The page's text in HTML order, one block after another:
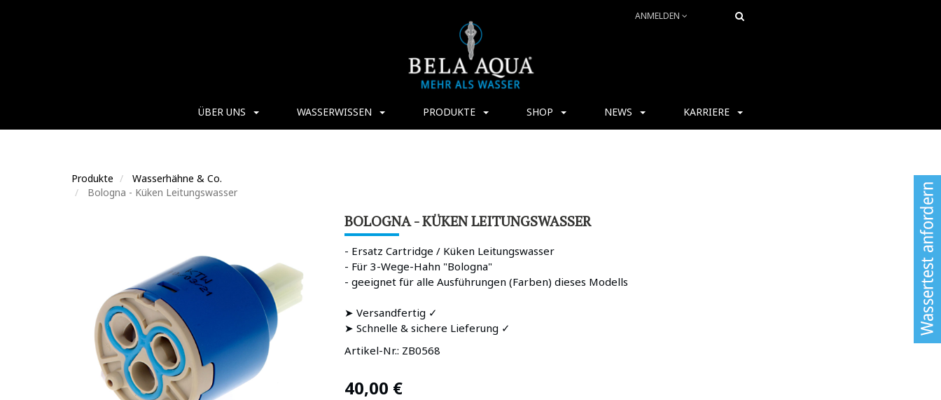
ANMELDEN
ÜBER UNS WASSERWISSEN PRODUKTE SHOP NEWS KARRIERE
Produkte
Wasserhähne & Co.
Bologna - Küken Leitungswasser
BOLOGNA - KÜKEN LEITUNGSWASSER
- Ersatz Cartridge / Küken Leitungswasser
- Für 3-Wege-Hahn "Bologna"
- geeignet für alle Ausführungen (Farben) dieses Modells
➤ Versandfertig ✓
➤ Schnelle & sichere Lieferung ✓
Artikel-Nr.: ZB0568
40,00 €